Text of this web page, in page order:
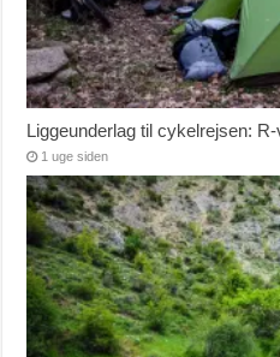
Liggeunderlag til cykelrejsen:
1 uge siden